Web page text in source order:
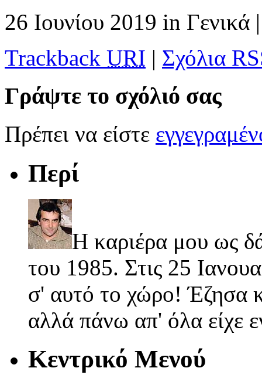
26 Ιουνίου 2019 in Γενικά |
Trackback URI | Σχόλια
Γράψτε το σχόλιό σας
Πρέπει να είστε
Περί
Η καριέρα μου ως
του 1985. Στις 25
σ' αυτό το χώρο! Έζησα
αλλά πάνω απ' όλα είχε
Κεντρικό Μενού